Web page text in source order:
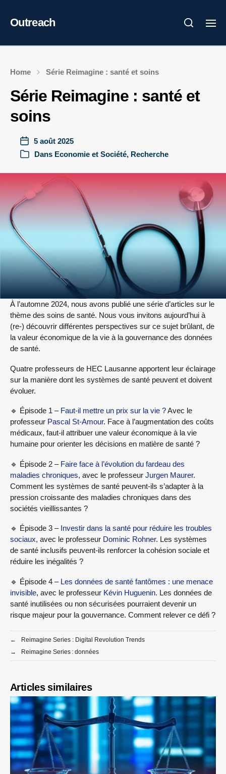
Outreach
Home Série Reimagine : santé et soins
Série Reimagine : santé et
soins
5 août 2025
Dans Economie et Société, Recherche
À l’automne 2024, nous avons publié une série d’articles sur le
thème des soins de santé. Nous vous invitons aujourd’hui à
(re-) découvrir différentes perspectives sur ce sujet brûlant, de
la valeur économique de la vie à la gouvernance des données
de santé.
Quatre professeurs de HEC Lausanne apportent leur éclairage
sur la manière dont les systèmes de santé peuvent et doivent
évoluer.
🔹 Épisode 1 – Faut-il mettre un prix sur la vie ?Avec le
professeur Pascal St-Amour. Face à l’augmentation des coûts
médicaux, faut-il attribuer une valeur économique à la vie
humaine pour orienter les décisions en matière de santé ?
🔹 Épisode 2 – Faire face à l’évolution du fardeau des
maladies chroniques, avec le professeur Jurgen Maurer.
Comment les systèmes de santé peuvent-ils s’adapter à la
pression croissante des maladies chroniques dans des
sociétés vieillissantes ?
🔹 Épisode 3 – Investir dans la santé pour réduire les troubles
sociaux, avec le professeur Dominic Rohner. Les systèmes
de santé inclusifs peuvent-ils renforcer la cohésion sociale et
réduire les inégalités ?
🔹 Épisode 4 – Les données de santé fantômes : une menace
invisible, avec le professeur Kévin Huguenin. Les données de
santé inutilisées ou non sécurisées pourraient devenir un
risque majeur pour la gouvernance. Comment relever ce défi ?
←
Reimagine Series : Digital Revolution Trends
→
Reimagine Series : données
Articles similaires